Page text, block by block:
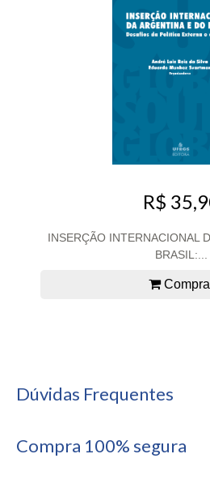
R$
INSERÇÃO INTERNACIONAL
BRASIL:...
Dúvidas Frequentes
Compra 100% segura